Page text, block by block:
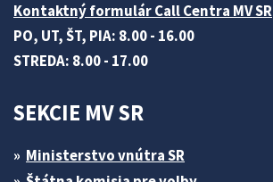
Kontaktný formulár Call Centra MV SR
PO, UT, ŠT, PIA: 8.00 - 16.00
STREDA: 8.00 - 17.00
SEKCIE MV SR
Ministerstvo vnútra SR